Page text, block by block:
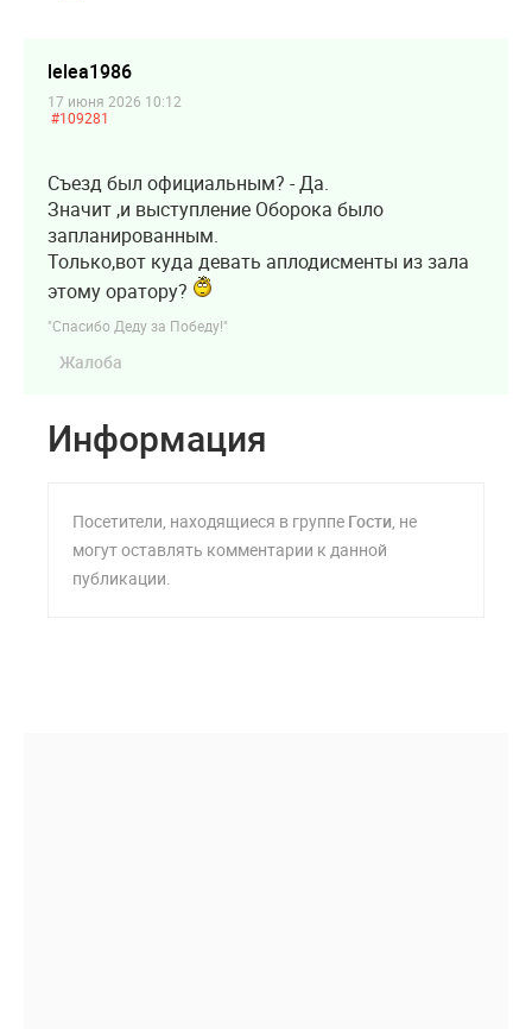
lelea1986
17 июня 2026 10:12
#109281
Съезд был официальным? - Да.
Значит ,и выступление Оборока было
запланированным.
Только,вот куда девать аплодисменты из зала
этому оратору?
"Спасибо Деду за Победу!"
Жалоба
Информация
Посетители, находящиеся в группе Гости, не
могут оставлять комментарии к данной
публикации.